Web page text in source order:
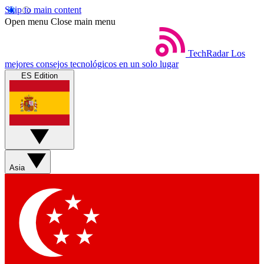
Skip to main content
Open menu Close main menu
TechRadar Los
mejores consejos tecnológicos en un solo lugar
ES Edition
Asia